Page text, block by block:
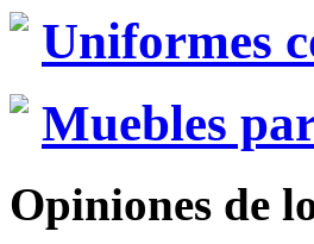
Uniformes
Muebles
Opiniones de